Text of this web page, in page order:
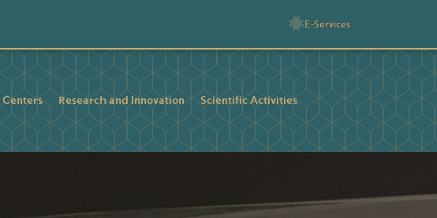
E-Services
Centers Research and Innovation Scientific Activities